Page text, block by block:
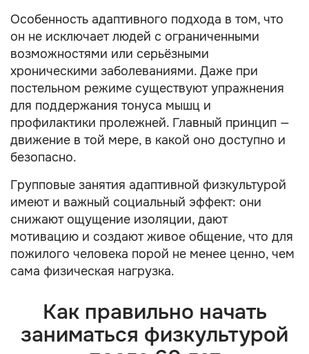
Особенность адаптивного подхода в том, что
он не исключает людей с ограниченными
возможностями или серьёзными
хроническими заболеваниями. Даже при
постельном режиме существуют упражнения
для поддержания тонуса мышц и
профилактики пролежней. Главный принцип —
движение в той мере, в какой оно доступно и
безопасно.
Групповые занятия адаптивной физкультурой
имеют и важный социальный эффект: они
снижают ощущение изоляции, дают
мотивацию и создают живое общение, что для
пожилого человека порой не менее ценно, чем
сама физическая нагрузка.
Как правильно начать
заниматься физкультурой